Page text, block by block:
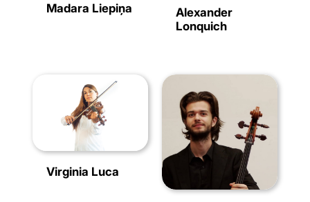
Madara Liepiņa
Alexander
Lonquich
Virginia Luca